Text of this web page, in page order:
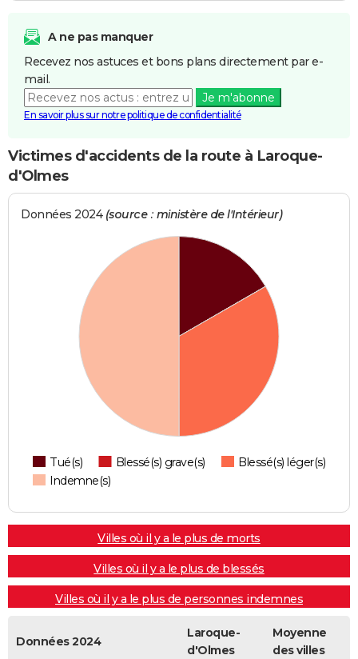
A ne pas manquer
Recevez nos astuces et bons plans directement par e-
mail.
Je m'abonne
En savoir plus sur notre politique de confidentialité
Victimes d'accidents de la route à Laroque-
d'Olmes
Données 2024 (source : ministère de l'Intérieur)
Tué(s) Blessé(s) grave(s)
Blessé(s) léger(s)
Indemne(s)
Villes où il y a le plus de morts
Villes où il y a le plus de blessés
Villes où il y a le plus de personnes indemnes
Données 2024
Laroque-
d'Olmes
Moyenne
des villes